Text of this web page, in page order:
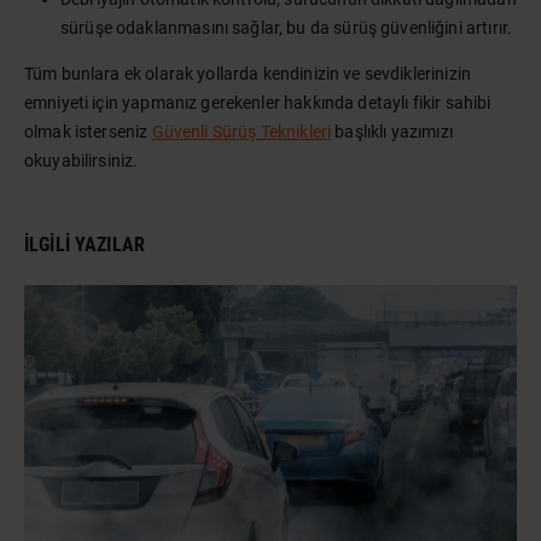
sürüşe odaklanmasını sağlar, bu da sürüş güvenliğini artırır.
Tüm bunlara ek olarak yollarda kendinizin ve sevdiklerinizin
emniyeti için yapmanız gerekenler hakkında detaylı fikir sahibi
olmak isterseniz Güvenli Sürüş Teknikleri başlıklı yazımızı
okuyabilirsiniz.
İLGILI YAZILAR